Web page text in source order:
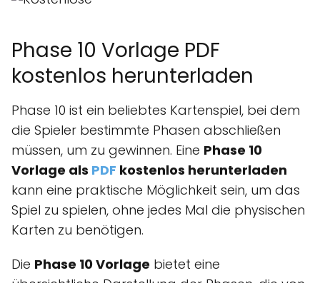
Phase 10 Vorlage PDF
kostenlos herunterladen
Phase 10 ist ein beliebtes Kartenspiel, bei dem
die Spieler bestimmte Phasen abschließen
müssen, um zu gewinnen. Eine Phase 10
Vorlage als PDF kostenlos herunterladen
kann eine praktische Möglichkeit sein, um das
Spiel zu spielen, ohne jedes Mal die physischen
Karten zu benötigen.
Die Phase 10 Vorlage bietet eine